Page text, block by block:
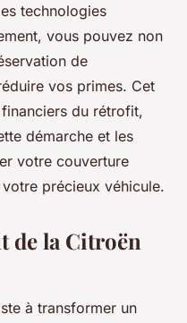
technologies
vous pouvez non
de
vos primes. Cet
du rétrofit,
démarche et les
votre couverture
précieux véhicule.
de la Citroën
à transformer un